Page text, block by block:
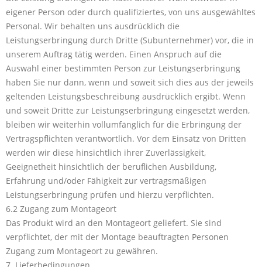
eigener Person oder durch qualifiziertes, von uns ausgewähltes
Personal. Wir behalten uns ausdrücklich die
Leistungserbringung durch Dritte (Subunternehmer) vor, die in
unserem Auftrag tätig werden. Einen Anspruch auf die
Auswahl einer bestimmten Person zur Leistungserbringung
haben Sie nur dann, wenn und soweit sich dies aus der jeweils
geltenden Leistungsbeschreibung ausdrücklich ergibt. Wenn
und soweit Dritte zur Leistungserbringung eingesetzt werden,
bleiben wir weiterhin vollumfänglich für die Erbringung der
Vertragspflichten verantwortlich. Vor dem Einsatz von Dritten
werden wir diese hinsichtlich ihrer Zuverlässigkeit,
Geeignetheit hinsichtlich der beruflichen Ausbildung,
Erfahrung und/oder Fähigkeit zur vertragsmäßigen
Leistungserbringung prüfen und hierzu verpflichten.
6.2 Zugang zum Montageort
Das Produkt wird an den Montageort geliefert. Sie sind
verpflichtet, der mit der Montage beauftragten Personen
Zugang zum Montageort zu gewähren.